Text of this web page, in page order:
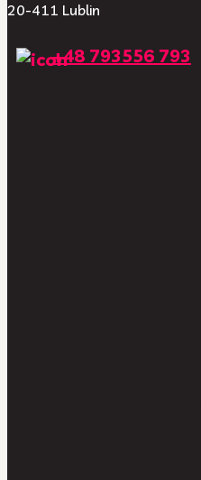
20-411 Lublin
+48 793556 793